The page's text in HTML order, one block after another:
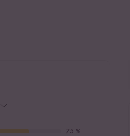
75 %